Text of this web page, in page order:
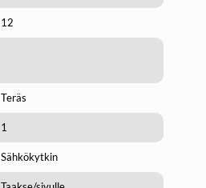
12
Teräs
1
Sähkökytkin